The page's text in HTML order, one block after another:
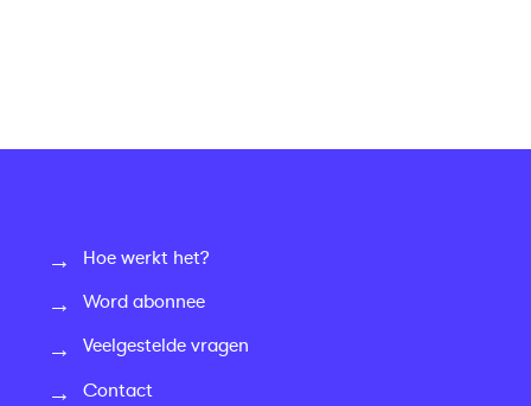
Hoe werkt het?
Word abonnee
Veelgestelde vragen
Contact